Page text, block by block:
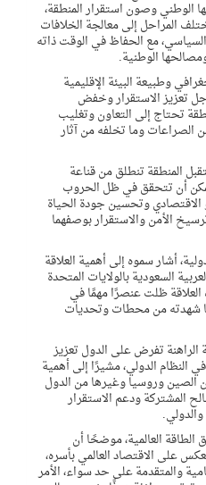
الوطني وصون استقرار المنطقة،
المراحل إلى معالجة الخلافات
مع الحفاظ في الوقت ذاته
الوطنية.
وطبيعة البيئة الإقليمية
تعزيز الاستقرار وخفض
تحتاج إلى التعاون وتغليب
الصراعات وما تخلفه من آثار
المنطقة تنطلق من قناعة
يمكن أن تتحقق في ظل الحروب
وتحسين جودة الحياة
الأمن والاستقرار بوصفهما
أشار سموه إلى أهمية العلاقة
السعودية بالولايات المتحدة
العلاقة ظلت عنصرًا مهمًا في
ما شهدته من محطات وتحديات
تفرض على الدول تعزيز
النظام الدولي، مشيرًا إلى أهمية
الصين وروسيا وغيرها من الدول
المشتركة ودعم الاستقرار
العالمية، موضحًا أن
على الاقتصاد العالمي بأسره،
والمتقدمة على حد سواء، الأمر